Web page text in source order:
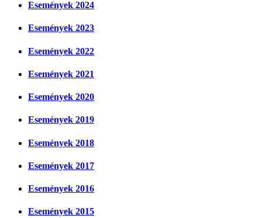
Események 2024
Események 2023
Események 2022
Események 2021
Események 2020
Események 2019
Események 2018
Események 2017
Események 2016
Események 2015